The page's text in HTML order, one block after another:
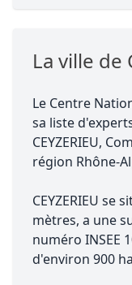
La ville de
Le Centre
sa liste
CEYZERIEU,
région Rhône-
CEYZERIEU se
mètres, a une
numéro INSEE
d'environ 900